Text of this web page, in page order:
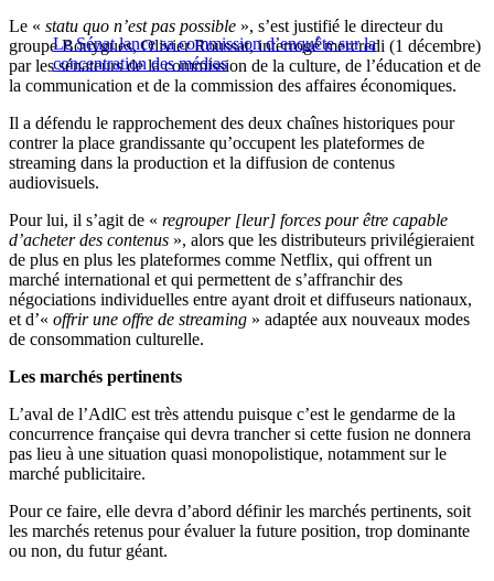
Le Sénat lance sa commission d’enquête sur la
concentration des médias
Le « statu quo n’est pas possible », s’est justifié le directeur du
groupe Bouygues, Olivier Roussat, interrogé mercredi (1 décembre)
par les sénateurs de la commission de la culture, de l’éducation et de
la communication et de la commission des affaires économiques.
Il a défendu le rapprochement des deux chaînes historiques pour
contrer la place grandissante qu’occupent les plateformes de
streaming dans la production et la diffusion de contenus
audiovisuels.
Pour lui, il s’agit de « regrouper [leur] forces pour être capable
d’acheter des contenus », alors que les distributeurs privilégieraient
de plus en plus les plateformes comme Netflix, qui offrent un
marché international et qui permettent de s’affranchir des
négociations individuelles entre ayant droit et diffuseurs nationaux,
et d’« offrir une offre de streaming » adaptée aux nouveaux modes
de consommation culturelle.
Les marchés pertinents
L’aval de l’AdlC est très attendu puisque c’est le gendarme de la
concurrence française qui devra trancher si cette fusion ne donnera
pas lieu à une situation quasi monopolistique, notamment sur le
marché publicitaire.
Pour ce faire, elle devra d’abord définir les marchés pertinents, soit
les marchés retenus pour évaluer la future position, trop dominante
ou non, du futur géant.